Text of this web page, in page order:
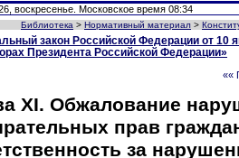
воскресенье. Московское время 08:34
Библиотека > Нормативный материал >
закон Российской Федерации от 10
Президента Российской Федерации»
««
XI. Обжалование
прав
за